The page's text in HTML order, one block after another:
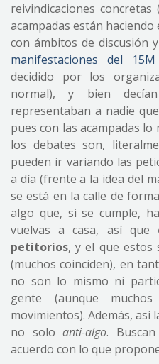
reivindicaciones
acampadas están
con ámbitos de discusión
manifestaciones del 15M
decidido por los
normal), y bien
representaban a nadie
pues con las acampadas
los debates son,
pueden ir variando las
a día (frente a la idea del
se está en la calle de
algo que, si se cumple,
vuelvas a casa, así que
petitorios, y el que estos
(muchos coinciden), en
no son lo mismo ni
gente (aunque
movimientos). Además, así
no solo anti-algo.
acuerdo con lo que